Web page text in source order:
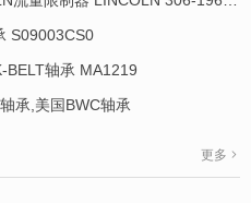
S09003CS0
BELT轴承 MA1219
承,美国BWC轴承
更多